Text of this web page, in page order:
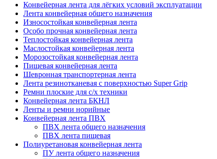
Конвейерная лента для лёгких условий эксплуатации
Лента конвейерная общего назначения
Износостойкая конвейерная лента
Особо прочная конвейерная лента
Теплостойкая конвейерная лента
Маслостойкая конвейерная лента
Морозостойкая конвейерная лента
Пищевая конвейерная лента
Шевронная транспортерная лента
Лента резинотканевая с поверхностью Super Grip
Ремни плоские для с/х техники
Конвейерная лента БКНЛ
Ленты и ремни норийные
Конвейерная лента ПВХ
ПВХ лента общего назначения
ПВХ лента пищевая
Полиуретановая конвейерная лента
ПУ лента общего назначения